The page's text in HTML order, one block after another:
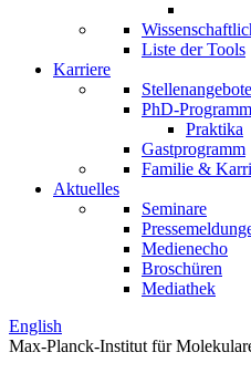
Liste der Tools
Karriere
Stellenangebote
PhD-
Praktika
Gastprogramm
Familie &
Aktuelles
Seminare
Medienecho
Broschüren
Mediathek
English
Max-Planck-Institut für